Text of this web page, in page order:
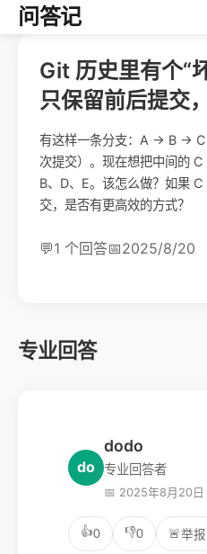
问答记
Git 历史里有个“
只保留前后提交
有这样一条分支：A → B →
次提交）。现在想把中间的 C
B、D、E。该怎么做？如果
交，是否有更高效的方式？
💬1 个回答📅2025/8/20
专业回答
do
dodo
专业回答者
📅 2025年8月20日
👍0 👎0 🚨举报